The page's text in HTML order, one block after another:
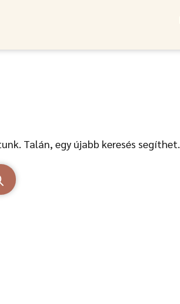
Talán, egy újabb keresés segíthet.